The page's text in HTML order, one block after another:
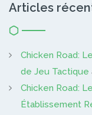
Articles
Chicken Road:
de Jeu Tactique
Chicken Road:
Établissement